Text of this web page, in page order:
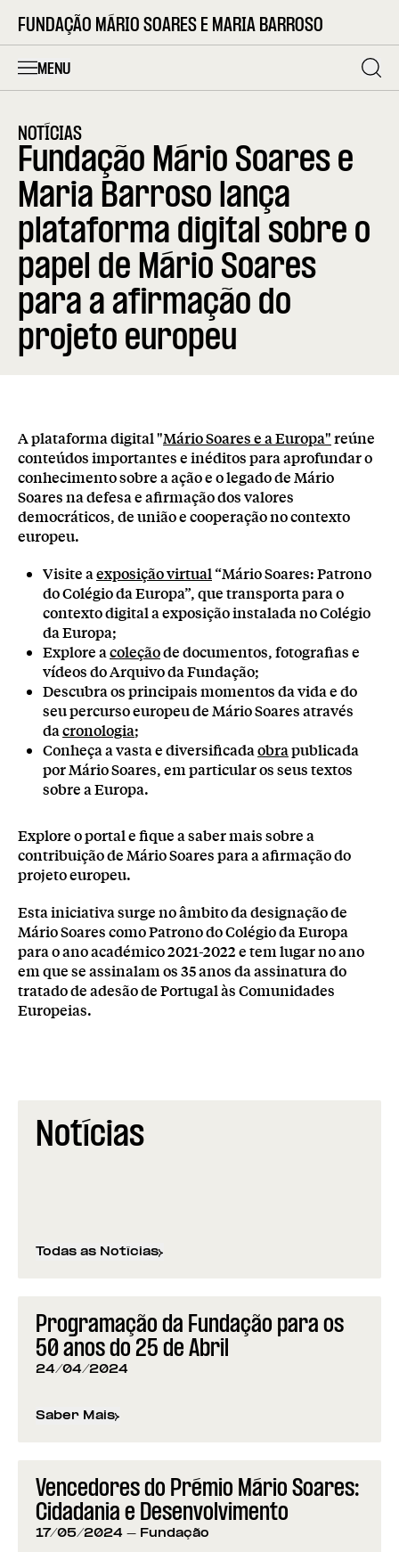
FUNDAÇÃO MÁRIO SOARES E MARIA BARROSO
MENU
NOTÍCIAS
Fundação Mário Soares e
Maria Barroso lança
plataforma digital sobre o
papel de Mário Soares
para a afirmação do
projeto europeu
A plataforma digital "Mário Soares e a Europa"reúne
conteúdos importantes e inéditos para aprofundar o
conhecimento sobre a ação e o legado de Mário
Soares na defesa e afirmação dos valores
democráticos, de união e cooperação no contexto
europeu.
Visite aexposição virtual “Mário Soares: Patrono
do Colégio da Europa”, que transporta para o
contexto digital a exposição instalada no Colégio
da Europa;
Explore acoleçãode documentos, fotografias e
vídeos do Arquivo da Fundação;
Descubra os principais momentos da vida e do
seu percurso europeu de Mário Soares através
dacronologia;
Conheça a vasta e diversificadaobrapublicada
por Mário Soares, em particular os seus textos
sobre a Europa.
Explore o portal e fique a saber mais sobre a
contribuição de Mário Soares para a afirmação do
projeto europeu.
Esta iniciativa surge no âmbito da designação de
Mário Soares como Patrono do Colégio da Europa
para o ano académico 2021-2022 e tem lugar no ano
em que se assinalam os 35 anos da assinatura do
tratado de adesão de Portugal às Comunidades
Europeias.
Notícias
Todas as Notícias
Programação da Fundação para os
50 anos do 25 de Abril
24/04/2024
Saber Mais
sobre Programação da Fundação para os 50 anos
Vencedores do Prémio Mário Soares:
Cidadania e Desenvolvimento
17/05/2024 - Fundação